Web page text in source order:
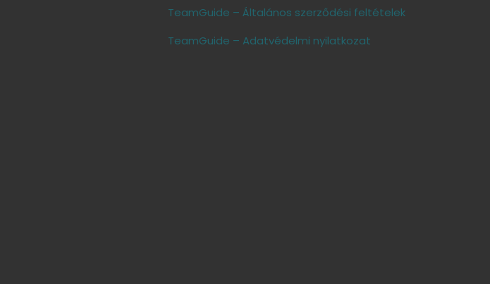
TeamGuide – Általános szerződési feltételek
TeamGuide – Adatvédelmi nyilatkozat